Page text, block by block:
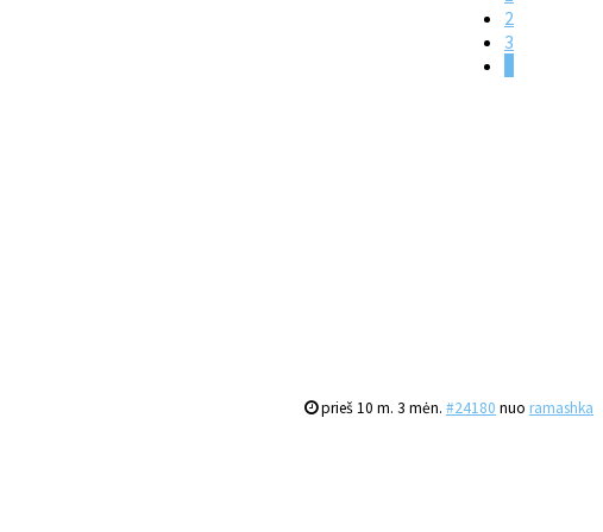
2
3
prieš 10 m. 3 mėn. #24180 nuo ramashka